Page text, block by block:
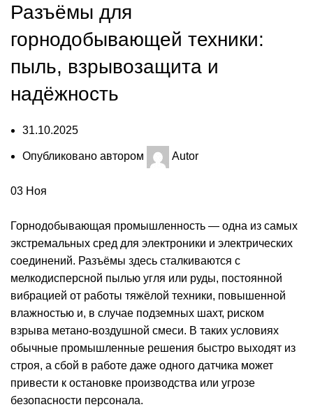
Разъёмы для
горнодобывающей техники:
пыль, взрывозащита и
надёжность
31.10.2025
Опубликовано автором Autor
03 Ноя
Горнодобывающая промышленность — одна из самых
экстремальных сред для электроники и электрических
соединений. Разъёмы здесь сталкиваются с
мелкодисперсной пылью угля или руды, постоянной
вибрацией от работы тяжёлой техники, повышенной
влажностью и, в случае подземных шахт, риском
взрыва метано-воздушной смеси. В таких условиях
обычные промышленные решения быстро выходят из
строя, а сбой в работе даже одного датчика может
привести к остановке производства или угрозе
безопасности персонала.